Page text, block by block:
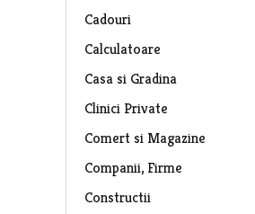
Cadouri
Calculatoare
Casa si Gradina
Clinici Private
Comert si Magazine
Companii, Firme
Constructii